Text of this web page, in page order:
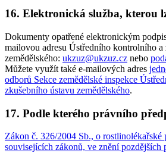
16. Elektronická služba, kterou
Dokumenty opatřené elektronickým
mailovou adresu Ústředního kontrolního a
zemědělského: ukzuz@ukzuz.cz nebo
Můžete využít také e-mailových adres
odborů Sekce zemědělské inspekce
zkušebního ústavu zemědělského.
17. Podle kterého právního
Zákon č. 326/2004 Sb., o rostlinolékařské
souvisejících zákonů, ve znění pozdějších